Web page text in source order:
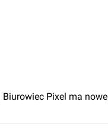
Biurowiec Pixel ma